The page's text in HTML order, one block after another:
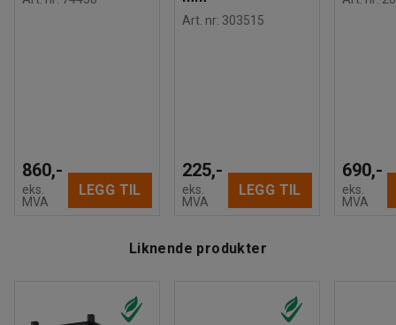
860,-
eks.
MVA
LEGG TIL
Art. nr: 303515
225,-
eks.
MVA
LEGG TIL
690,-
eks.
MVA
Liknende produkter